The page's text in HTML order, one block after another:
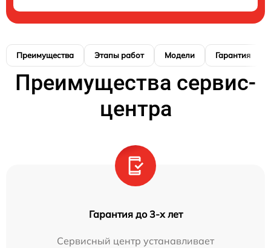
Преимущества Этапы работ Модели Гарантия
Преимущества сервис-
центра
Гарантия до 3-х лет
Сервисный центр устанавливает